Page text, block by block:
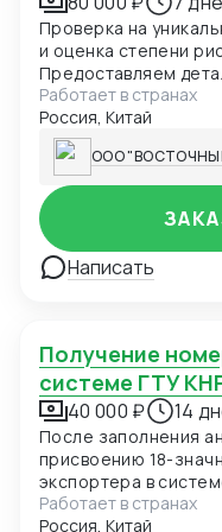
Проверка на
и оценка степени
Предоставляем
конкурирующих
сопровождение
после его проверки.
Работает в странах
Россия, Китай
ООО
Написать
Получение номера экспортера в
системе ГТУ
40 000 ₽ 14
После заполнения
присвоению 18-
экспортера в
Работает в странах
Россия, Китай